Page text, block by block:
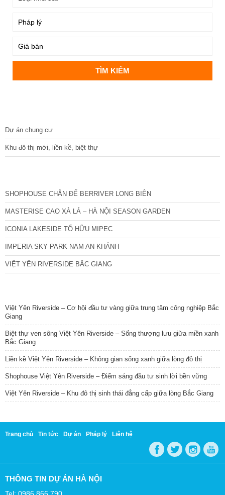
Dự án chung cư
Khu đô thị mới, liền kề, biệt thự
SHOPHOUSE CHÂN ĐẾ BERRIVER LONG BIÊN
MASTERISE CAO XÀ LÁ – HÀ NỘI SEASON GARDEN
ICONIA LAKESIDE TỐ HỮU MIPEC
IMPERIA SKY PARK NAM AN KHÁNH
VIỆT YÊN RIVERSIDE BẮC GIANG
Việt Yên Riverside – Cơ hội đầu tư vàng giữa trung tâm công nghiệp Bắc
Giang
Biệt thự ven sông Việt Yên Riverside – Sống thượng lưu giữa miền xanh
Bắc Giang
Liền kề Việt Yên Riverside – Không gian sống xanh giữa lòng đô thị
Shophouse Việt Yên Riverside – Điểm sáng đầu tư sinh lời bền vững
Việt Yên Riverside – Khu đô thị sinh thái đẳng cấp giữa lòng Bắc Giang
Trang chủ Tin tức Dự án Pháp lý Liên hệ
THÔNG TIN DỰ ÁN HÀ NỘI